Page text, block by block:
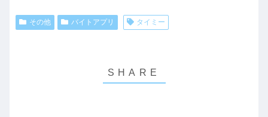
その他 バイトアプリ タイミー